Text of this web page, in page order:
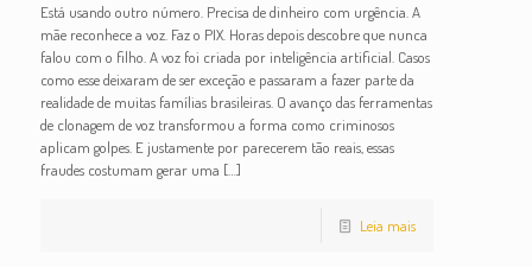
Está usando outro número. Precisa de dinheiro com urgência. A
mãe reconhece a voz. Faz o PIX. Horas depois descobre que nunca
falou com o filho. A voz foi criada por inteligência artificial. Casos
como esse deixaram de ser exceção e passaram a fazer parte da
realidade de muitas famílias brasileiras. O avanço das ferramentas
de clonagem de voz transformou a forma como criminosos
aplicam golpes. E justamente por parecerem tão reais, essas
fraudes costumam gerar uma […]
Leia mais